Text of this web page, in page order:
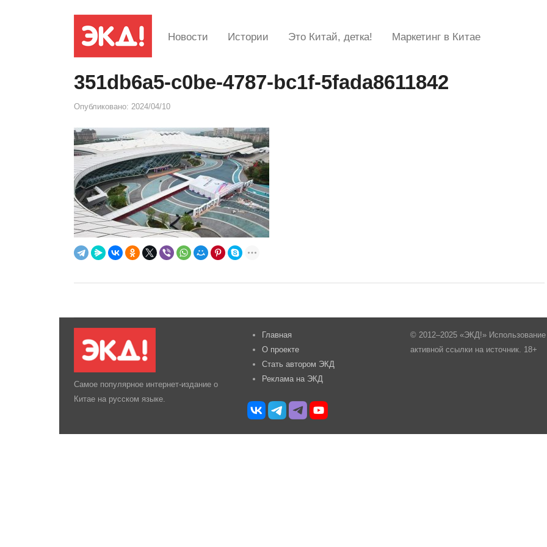
Новости Истории Это Китай, детка! Маркетинг в Китае
351db6a5-c0be-4787-bc1f-5fada8611842
Опубликовано: 2024/04/10
Самое популярное интернет-издание о
Китае на русском языке.
Главная
О проекте
Стать автором ЭКД
Реклама на ЭКД
© 2012–2025 «ЭКД!»
активной ссылки на источник. 18+